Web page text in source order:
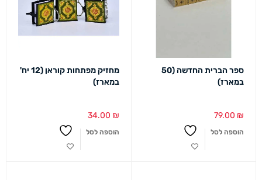
ספר הברית החדשה (50
במארז)
79.00 ₪
הוספה לסל
מחזיק מפתחות קוראן (12 יח'
במארז)
34.00 ₪
הוספה לסל